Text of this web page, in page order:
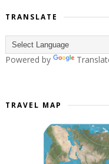
TRANSLATE
Powered by
TRAVEL MAP